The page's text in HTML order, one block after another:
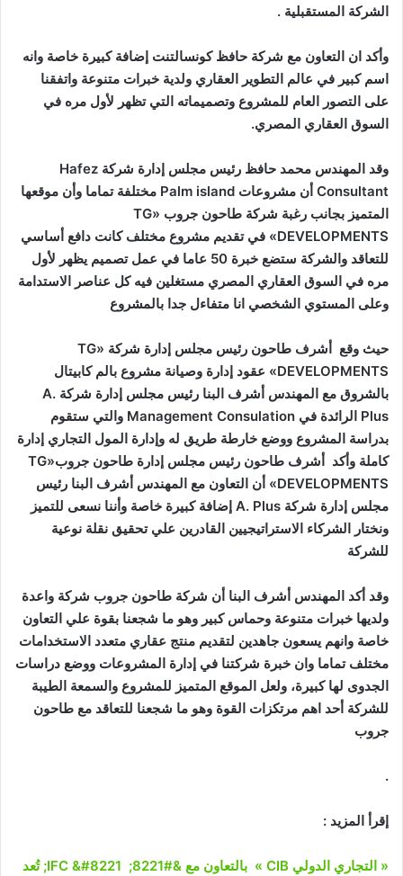
الشركة المستقبلية .
وأكد ان التعاون مع شركة حافظ كونسالتنت إضافة كبيرة خاصة وانه
اسم كبير في عالم التطوير العقاري ولدية خبرات متنوعة واتفقنا
على التصور العام للمشروع وتصميماته التي تظهر لأول مره في
السوق العقاري المصري.
وقد المهندس محمد حافظ رئيس مجلس إدارة شركة Hafez
Consultant أن مشروعات Palm island مختلفة تماما وأن موقعها
المتميز بجانب رغبة شركة طاحون جروب «TG
DEVELOPMENTS» في تقديم مشروع مختلف كانت دافع أساسي
للتعاقد والشركة ستضع خبرة 50 عاما في عمل تصميم يظهر لأول
مره في السوق العقاري المصري مستغلين فيه كل عناصر الاستدامة
وعلى المستوي الشخصي انا متفاءل جدا بالمشروع
حيث وقع أشرف طاحون رئيس مجلس إدارة شركة «TG
DEVELOPMENTS» عقود إدارة وصيانة مشروع بالم كابيتال
بالشروق مع المهندس أشرف البنا رئيس مجلس إدارة شركة A.
Plus الرائدة في Management Consulation والتي ستقوم
بدراسة المشروع ووضع خارطة طريق له وإدارة المول التجاري إدارة
كاملة وأكد أشرف طاحون رئيس مجلس إدارة طاحون جروب«TG
DEVELOPMENTS» أن التعاون مع المهندس أشرف البنا رئيس
مجلس إدارة شركة A. Plus إضافة كبيرة خاصة وأننا نسعى للتميز
ونختار الشركاء الاستراتيجيين القادرين علي تحقيق نقلة نوعية
للشركة
وقد أكد المهندس أشرف البنا أن شركة طاحون جروب شركة واعدة
ولديها خبرات متنوعة وحماس كبير وهو ما شجعنا بقوة علي التعاون
خاصة وانهم يسعون جاهدين لتقديم منتج عقاري متعدد الاستخدامات
مختلف تماما وان خبرة شركتنا في إدارة المشروعات ووضع دراسات
الجدوى لها كبيرة، ولعل الموقع المتميز للمشروع والسمعة الطيبة
للشركة أحد اهم مرتكزات القوة وهو ما شجعنا للتعاقد مع طاحون
جروب
.
إقرأ المزيد :
« التجاري الدولي CIB » بالتعاون مع &#8221; IFC &#8221; تُعد